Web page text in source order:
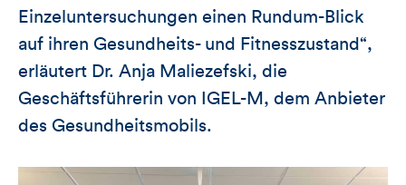
Einzeluntersuchungen einen Rundum-Blick
auf ihren Gesundheits- und Fitnesszustand“,
erläutert Dr. Anja Maliezefski, die
Geschäftsführerin von IGEL-M, dem Anbieter
des Gesundheitsmobils.